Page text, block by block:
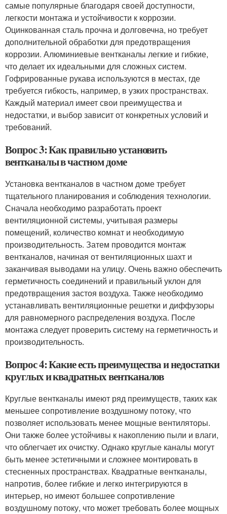
самые популярные благодаря своей доступности,
легкости монтажа и устойчивости к коррозии.
Оцинкованная сталь прочна и долговечна, но требует
дополнительной обработки для предотвращения
коррозии. Алюминиевые вентканалы легкие и гибкие,
что делает их идеальными для сложных систем.
Гофрированные рукава используются в местах, где
требуется гибкость, например, в узких пространствах.
Каждый материал имеет свои преимущества и
недостатки, и выбор зависит от конкретных условий и
требований.
Вопрос 3: Как правильно установить
вентканалы в частном доме
Установка вентканалов в частном доме требует
тщательного планирования и соблюдения технологии.
Сначала необходимо разработать проект
вентиляционной системы, учитывая размеры
помещений, количество комнат и необходимую
производительность. Затем проводится монтаж
вентканалов, начиная от вентиляционных шахт и
заканчивая выводами на улицу. Очень важно обеспечить
герметичность соединений и правильный уклон для
предотвращения застоя воздуха. Также необходимо
устанавливать вентиляционные решетки и диффузоры
для равномерного распределения воздуха. После
монтажа следует проверить систему на герметичность и
производительность.
Вопрос 4: Какие есть преимущества и недостатки
круглых и квадратных вентканалов
Круглые вентканалы имеют ряд преимуществ, таких как
меньшее сопротивление воздушному потоку, что
позволяет использовать менее мощные вентиляторы.
Они также более устойчивы к накоплению пыли и влаги,
что облегчает их очистку. Однако круглые каналы могут
быть менее эстетичными и сложнее монтировать в
стесненных пространствах. Квадратные вентканалы,
напротив, более гибкие и легко интегрируются в
интерьер, но имеют большее сопротивление
воздушному потоку, что может требовать более мощных